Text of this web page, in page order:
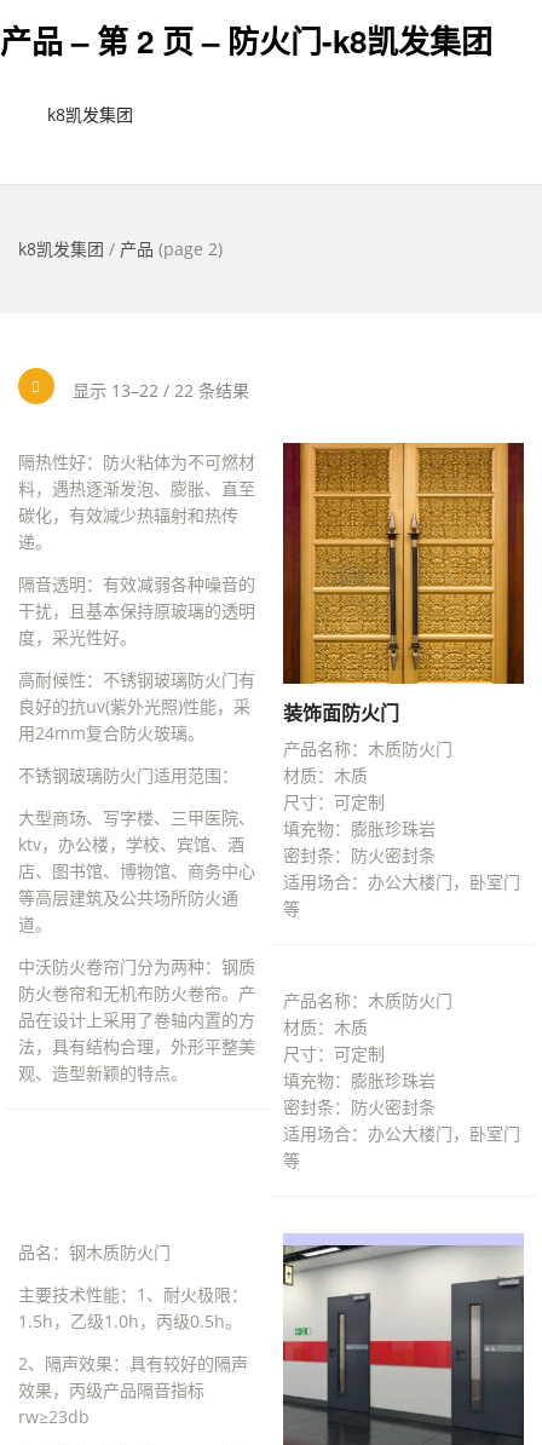
产品 – 第 2 页 – 防火门-k8凯发集团
k8凯发集团
k8凯发集团 / 产品 (page 2)
显示 13–22 / 22 条结果
隔热性好：防火粘体为不可燃材
料，遇热逐渐发泡、膨胀、直至
碳化，有效减少热辐射和热传
递。
隔音透明：有效减弱各种噪音的
干扰，且基本保持原玻璃的透明
度，采光性好。
高耐候性：不锈钢玻璃防火门有
良好的抗uv(紫外光照)性能，采
用24mm复合防火玻璃。
不锈钢玻璃防火门适用范围：
大型商场、写字楼、三甲医院、
ktv，办公楼，学校、宾馆、酒
店、图书馆、博物馆、商务中心
等高层建筑及公共场所防火通
道。
中沃防火卷帘门分为两种：钢质
防火卷帘和无机布防火卷帘。产
品在设计上采用了卷轴内置的方
法，具有结构合理，外形平整美
观、造型新颖的特点。
装饰面防火门
产品名称：木质防火门
材质：木质
尺寸：可定制
填充物：膨胀珍珠岩
密封条：防火密封条
适用场合：办公大楼门，卧室门
等
产品名称：木质防火门
材质：木质
尺寸：可定制
填充物：膨胀珍珠岩
密封条：防火密封条
适用场合：办公大楼门，卧室门
等
品名：钢木质防火门
主要技术性能：1、耐火极限：
1.5h，乙级1.0h，丙级0.5h。
2、隔声效果：具有较好的隔声
效果，丙级产品隔音指标
rw≥23db